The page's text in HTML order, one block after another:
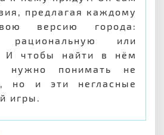
предлагая каждому
версию города:
рациональную или
И чтобы найти в нём
нужно понимать не
но и эти негласные
игры.